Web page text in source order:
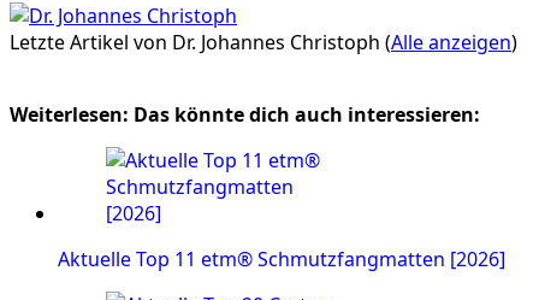
Letzte Artikel von Dr. Johannes Christoph (Alle anzeigen)
Weiterlesen: Das könnte dich auch interessieren:
Aktuelle Top 11 etm® Schmutzfangmatten [2026]